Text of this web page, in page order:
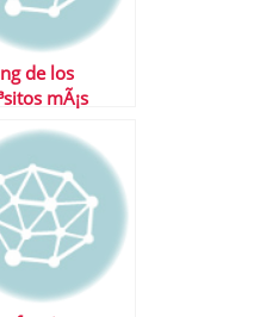
de los
mÃ¡s